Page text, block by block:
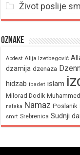
Život poslije
Oznake
Abdest Alija Izetbegović
dzamija dzenaza
hidzab ibadet islam
Milorad Dodik Muhammed
nafaka Namaz Poslanik
smrt Srebrenica Sudnji